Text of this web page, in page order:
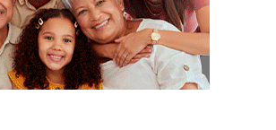
justicia peruana condenó a Castillo
11 años de cárcel por esos actos, una
mexicano considera ilegal.